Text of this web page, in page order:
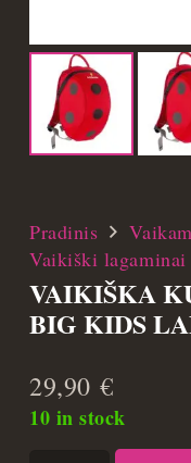
Pradinis
Vaikiški
VAIKIŠKA
BIG KIDS
29,90€
10 in stock